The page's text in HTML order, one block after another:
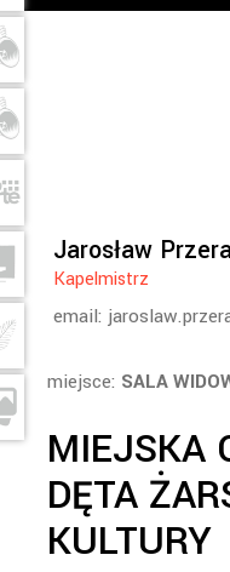
Jarosław
Kapelmistrz
email:
miejsce: SALA
MIEJSKA
DĘTA
KULTURY